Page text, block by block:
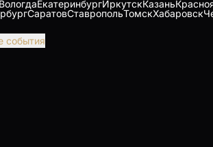
ВологдаЕкатеринбургИркутскКазань
СаратовСтавропольТомскХабаровск
Прошедшие события